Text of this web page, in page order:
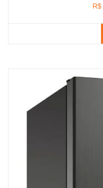
R$